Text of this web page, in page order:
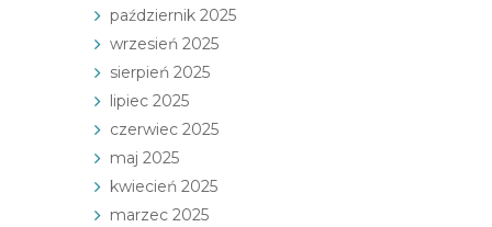
październik 2025
wrzesień 2025
sierpień 2025
lipiec 2025
czerwiec 2025
maj 2025
kwiecień 2025
marzec 2025